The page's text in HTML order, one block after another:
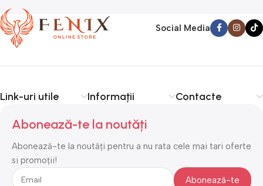
Social Media
Link-uri utile Informații Contacte
Abonează-te la noutăți
Abonează-te la noutăți pentru a nu rata cele mai tari oferte
si promoții!